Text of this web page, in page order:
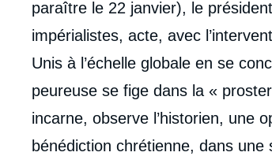
paraître le 22 janvier), le
impérialistes, acte, avec
Unis à l’échelle globale en se
peureuse se fige dans la «
incarne, observe l’historien, une
bénédiction chrétienne, dans